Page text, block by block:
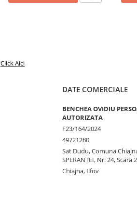
Click Aici
DATE COMERCIALE
BENCHEA OVIDIU
AUTORIZATA
F23/164/2024
49721280
Sat Dudu, Comuna
SPERANŢEI, Nr. 24, Scara
Chiajna, Ilfov